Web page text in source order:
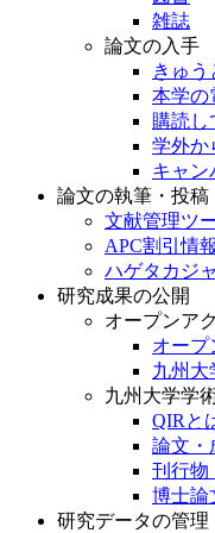
雑誌
論文の入手
きゅう
本学の
購読し
学外か
キャン
論文の執筆・投稿
文献管理ツ
APC割引情報
ハゲタカジ
研究成果の公開
オープンア
オープ
九州大
九州大学学
QIRと
論文・
刊行物
博士論
研究データの管理